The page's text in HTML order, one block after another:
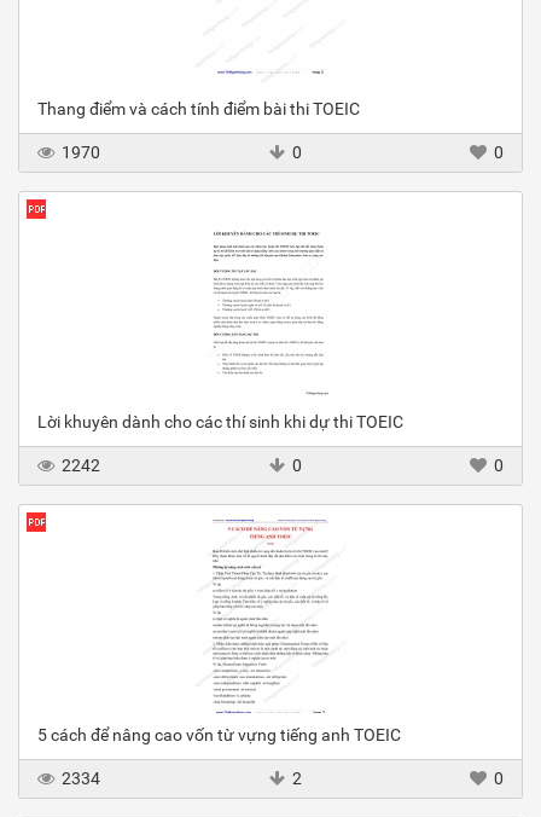
Thang điểm và cách tính điểm bài thi TOEIC
1970 0 0
Lời khuyên dành cho các thí sinh khi dự thi TOEIC
2242 0 0
5 cách để nâng cao vốn từ vựng tiếng anh TOEIC
2334 2 0